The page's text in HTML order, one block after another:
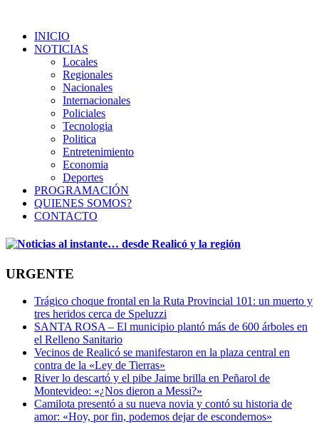
INICIO
NOTICIAS
Locales
Regionales
Nacionales
Internacionales
Policiales
Tecnologia
Politica
Entretenimiento
Economia
Deportes
PROGRAMACIÓN
QUIENES SOMOS?
CONTACTO
URGENTE
Trágico choque frontal en la Ruta Provincial 101: un muerto y
tres heridos cerca de Speluzzi
SANTA ROSA – El municipio plantó más de 600 árboles en
el Relleno Sanitario
Vecinos de Realicó se manifestaron en la plaza central en
contra de la «Ley de Tierras»
River lo descartó y el pibe Jaime brilla en Peñarol de
Montevideo: «¿Nos dieron a Messi?»
Camilota presentó a su nueva novia y contó su historia de
amor: «Hoy, por fin, podemos dejar de escondernos»